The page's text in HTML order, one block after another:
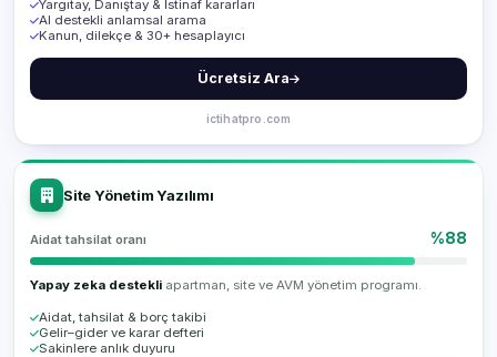
Yargıtay, Danıştay & İstinaf kararları
AI destekli anlamsal arama
Kanun, dilekçe & 30+ hesaplayıcı
Ücretsiz Ara
ictihatpro.com
Site Yönetim Yazılımı
Aidat tahsilat oranı %88
Yapay zeka destekli apartman, site ve AVM yönetim programı.
Aidat, tahsilat & borç takibi
Gelir–gider ve karar defteri
Sakinlere anlık duyuru